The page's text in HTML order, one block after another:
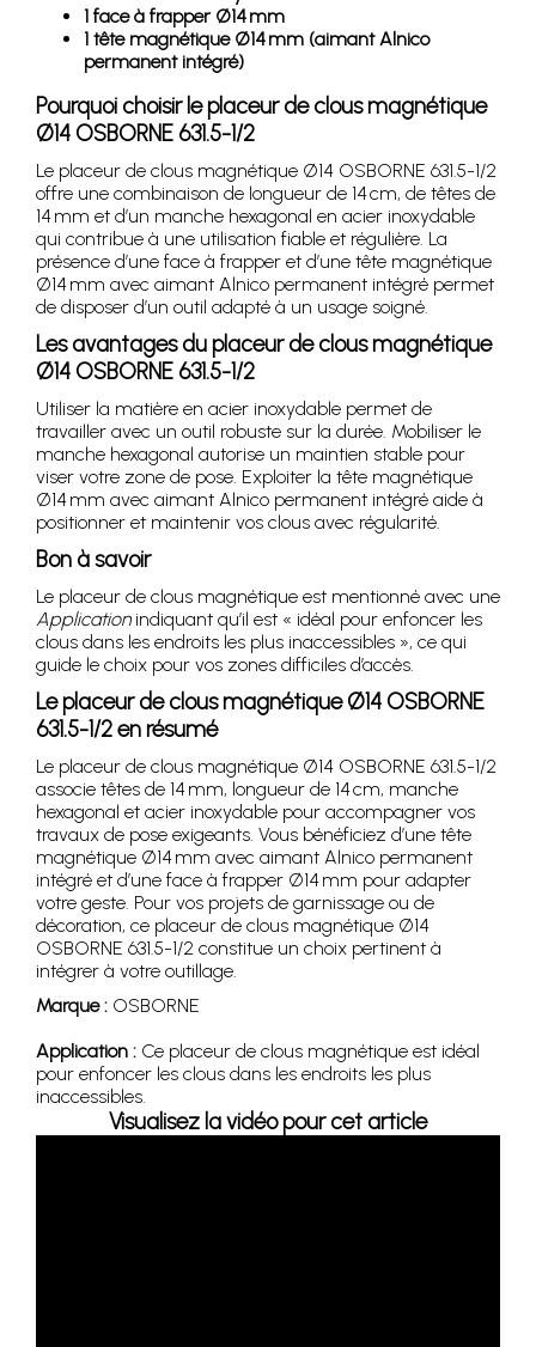
1 face à frapper Ø14 mm
1 tête magnétique Ø14 mm (aimant Alnico
permanent intégré)
Pourquoi choisir le placeur de clous magnétique
Ø14 OSBORNE 631.5-1/2
Le placeur de clous magnétique Ø14 OSBORNE 631.5-1/2
offre une combinaison de longueur de 14 cm, de têtes de
14 mm et d’un manche hexagonal en acier inoxydable
qui contribue à une utilisation fiable et régulière. La
présence d’une face à frapper et d’une tête magnétique
Ø14 mm avec aimant Alnico permanent intégré permet
de disposer d’un outil adapté à un usage soigné.
Les avantages du placeur de clous magnétique
Ø14 OSBORNE 631.5-1/2
Utiliser la matière en acier inoxydable permet de
travailler avec un outil robuste sur la durée. Mobiliser le
manche hexagonal autorise un maintien stable pour
viser votre zone de pose. Exploiter la tête magnétique
Ø14 mm avec aimant Alnico permanent intégré aide à
positionner et maintenir vos clous avec régularité.
Bon à savoir
Le placeur de clous magnétique est mentionné avec une
Applicationindiquant qu’il est « idéal pour enfoncer les
clous dans les endroits les plus inaccessibles », ce qui
guide le choix pour vos zones difficiles d’accès.
Le placeur de clous magnétique Ø14 OSBORNE
631.5-1/2 en résumé
Le placeur de clous magnétique Ø14 OSBORNE 631.5-1/2
associe têtes de 14 mm, longueur de 14 cm, manche
hexagonal et acier inoxydable pour accompagner vos
travaux de pose exigeants. Vous bénéficiez d’une tête
magnétique Ø14 mm avec aimant Alnico permanent
intégré et d’une face à frapper Ø14 mm pour adapter
votre geste. Pour vos projets de garnissage ou de
décoration, ce placeur de clous magnétique Ø14
OSBORNE 631.5-1/2 constitue un choix pertinent à
intégrer à votre outillage.
Marque : OSBORNE
Application : Ce placeur de clous magnétique est idéal
pour enfoncer les clous dans les endroits les plus
inaccessibles.
Visualisez la vidéo pour cet article